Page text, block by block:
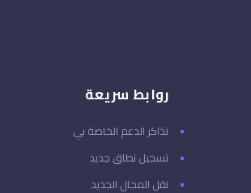
روابط سريعة
تذاكر الدعم الخاصة بي
تسجيل نطاق جديد
نقل المجال الجديد